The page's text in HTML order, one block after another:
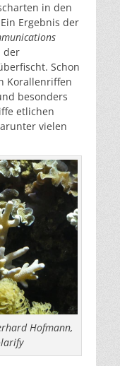
in den
Ergebnis der
der
Schon
Korallenriffen
besonders
etlichen
vielen
Hofmann,